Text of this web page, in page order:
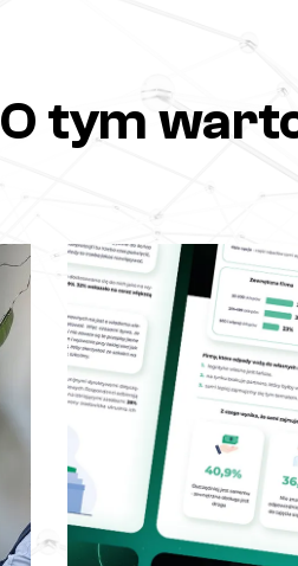
O tym